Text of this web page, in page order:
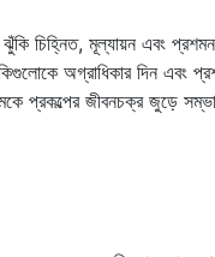
চিহ্নিত, মূল্যায়ন এবং
অগ্রাধিকার দিন এবং
প্রকল্পের জীবনচক্র জুড়ে